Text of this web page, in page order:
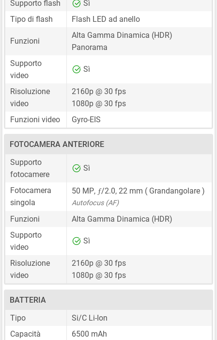
Supporto flash
Sì
Tipo di flash
Flash LED ad anello
Funzioni
Alta Gamma Dinamica (HDR)
Panorama
Supporto
video
Sì
Risoluzione
video
2160p @ 30 fps
1080p @ 30 fps
Funzioni video
Gyro-EIS
FOTOCAMERA ANTERIORE
Supporto
fotocamere
Sì
Fotocamera
singola
50 MP, ƒ/2.0, 22 mm ( Grandangolare )
Autofocus (AF)
Funzioni
Alta Gamma Dinamica (HDR)
Supporto
video
Sì
Risoluzione
video
2160p @ 30 fps
1080p @ 30 fps
BATTERIA
Tipo
Si/C Li-Ion
Capacità
6500 mAh